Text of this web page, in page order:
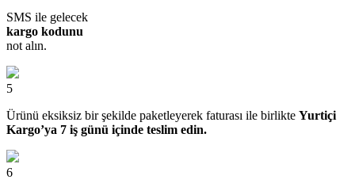
SMS ile gelecek
kargo kodunu
not alın.
5
Ürünü eksiksiz bir şekilde paketleyerek faturası ile birlikte Yurtiçi
Kargo’ya 7 iş günü içinde teslim edin.
6